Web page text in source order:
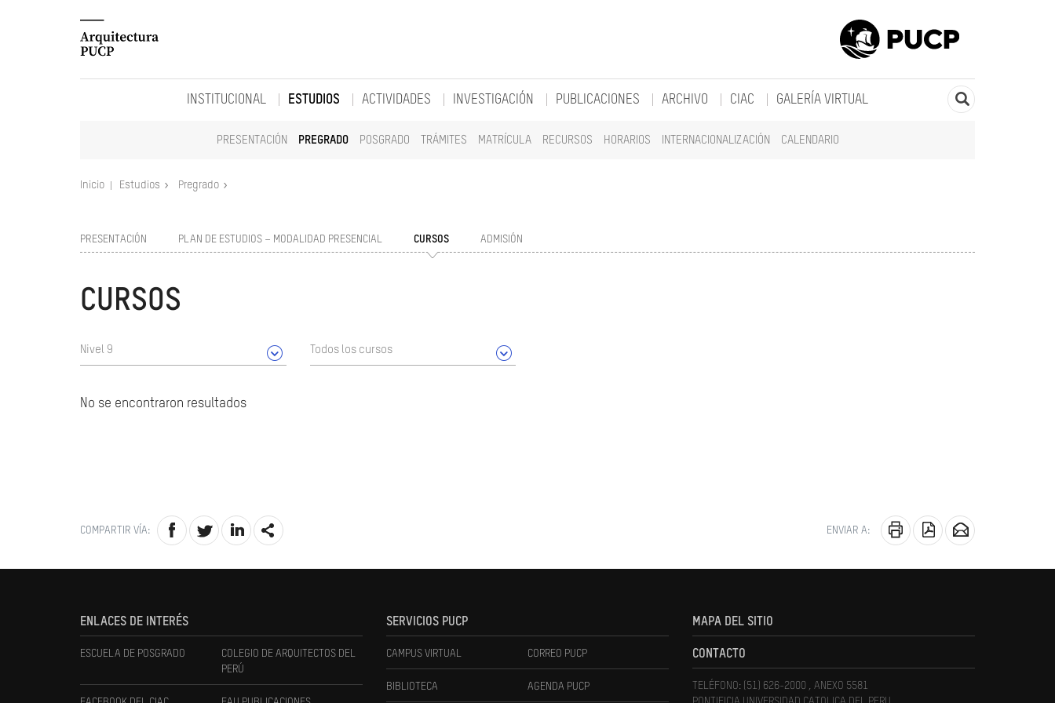
INSTITUCIONAL ESTUDIOS
PRESENTACIÓN PREGRADO POSGRADO TRÁMITES MATRÍCULA RECURSOS HORARIOS INTERNACIONALIZACIÓN CALENDARIO
ACTIVIDADES INVESTIGACIÓN PUBLICACIONES ARCHIVO CIAC GALERÍA VIRTUAL
Inicio Estudios Pregrado
PRESENTACIÓN PLAN DE ESTUDIOS – MODALIDAD PRESENCIAL CURSOS ADMISIÓN
CURSOS
Nivel 9 Todos los cursos
No se encontraron resultados
COMPARTIR VÍA: ENVIAR A:
ENLACES DE INTERÉS
ESCUELA DE POSGRADO
COLEGIO DE ARQUITECTOS DEL
PERÚ
SERVICIOS PUCP
CAMPUS VIRTUAL CORREO PUCP
BIBLIOTECA AGENDA PUCP
MAPA DEL SITIO
CONTACTO
TELÉFONO: (51) 626-2000 , ANEXO 5581